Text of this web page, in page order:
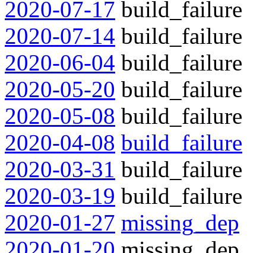
2020-07-17 build_failure
2020-07-14 build_failure
2020-06-04 build_failure
2020-05-20 build_failure
2020-05-08 build_failure
2020-04-08 build_failure
2020-03-31 build_failure
2020-03-19 build_failure
2020-01-27 missing_dep